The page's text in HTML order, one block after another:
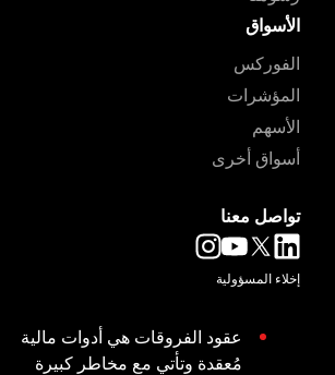
الأسواق
الفوركس
المؤشرات
الأسهم
أسواق أخرى
تواصل معنا
إخلاء المسؤولية
عقود الفروقات هي أدوات مالية
مُعقدة وتأتي مع مخاطر كبيرة